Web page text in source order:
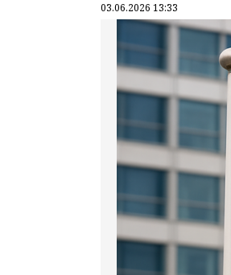
03.06.2026 13:33